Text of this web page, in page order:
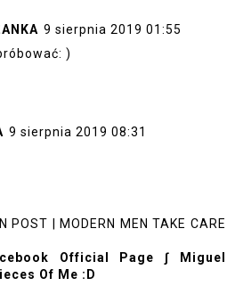
9 sierpnia 2019 01:55
)
9 sierpnia 2019 08:31
POST | MODERN MEN TAKE CARE
Official Page ∫
Miguel
Of Me :D